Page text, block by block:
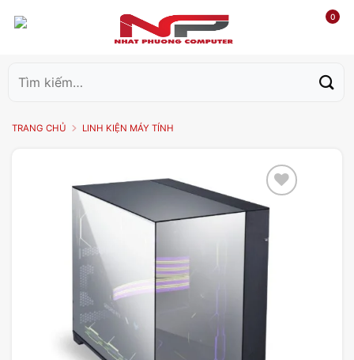
0
kiếm:
TRANG CHỦ LINH KIỆN MÁY TÍNH
Add to
wishlist